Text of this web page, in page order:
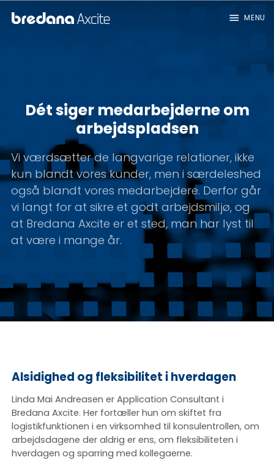
menu MENU
Dét siger medarbejderne om
arbejdspladsen
Vi værdsætter de langvarige relationer, ikke
kun blandt vores kunder, men i særdeleshed
også blandt vores medarbejdere. Derfor går
vi langt for at sikre et godt arbejdsmiljø, og
at Bredana Axcite er et sted, man har lyst til
at være i mange år.
Alsidighed og fleksibilitet i hverdagen
Linda Mai Andreasen er Application Consultant i
Bredana Axcite. Her fortæller hun om skiftet fra
logistikfunktionen i en virksomhed til konsulentrollen, om
arbejdsdagene der aldrig er ens, om fleksibiliteten i
hverdagen og sparring med kollegaerne.